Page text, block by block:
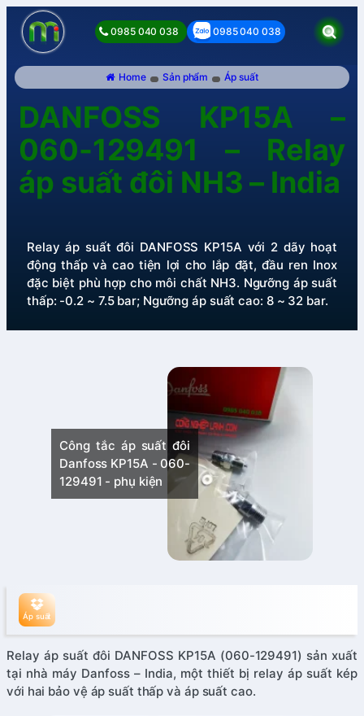
0985 040 038 0985 040 038
Home Sản phẩm Áp suất
DANFOSS KP15A –
060-129491 – Relay
áp suất đôi NH3 – India
Relay áp suất đôi DANFOSS KP15A với 2 dãy hoạt
động thấp và cao tiện lợi cho lắp đặt, đầu ren Inox
đặc biệt phù hợp cho môi chất NH3. Ngưỡng áp suất
thấp: -0.2 ~ 7.5 bar; Ngưỡng áp suất cao: 8 ~ 32 bar.
Công tắc áp suất đôi
Danfoss KP15A - 060-
129491 - phụ kiện
Áp suất
Relay áp suất đôi DANFOSS KP15A (060-129491) sản xuất
tại nhà máy Danfoss – India, một thiết bị relay áp suất kép
với hai bảo vệ áp suất thấp và áp suất cao.